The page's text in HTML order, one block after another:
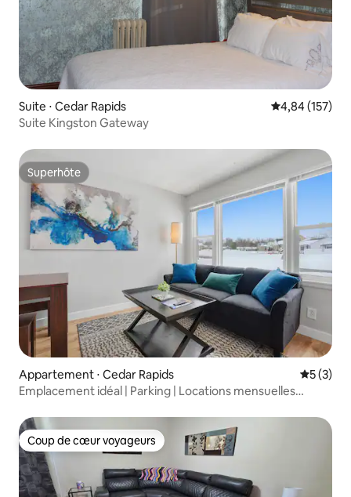
Suite ⋅ Cedar Rapids Évaluation
4,84 (157)
Suite Kingston Gateway
Superhôte
Superhôte
Appartement ⋅ Cedar Rapids
5 (3)
Emplacement idéal | Parking | Locations mensuelles
Coup de cœur voyageurs
Coup de cœur voyageurs